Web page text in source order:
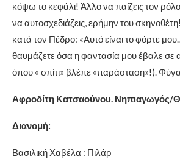
κόψω το κεφάλι! Άλλο να παίζεις τον
να αυτοσχεδιάζεις, ερήμην του
κατά τον Πέδρο: «Αυτό είναι το φόρτε
θαυμάζετε όσα η φαντασία μου έβαλε σε
όπου « σπίτι» βλέπε «παράσταση»!).
Αφροδίτη Κατσαούνου. Νηπιαγωγός/
Διανομή:
Βασιλική Χαβέλα : Πιλάρ